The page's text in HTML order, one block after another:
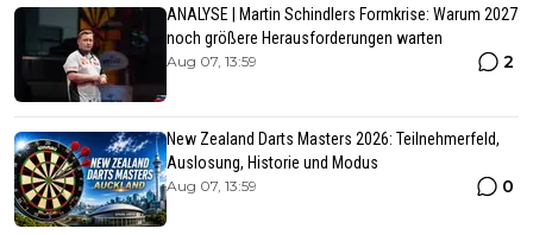
ANALYSE | Martin Schindlers Formkrise: Warum 2027
noch größere Herausforderungen warten
Aug 07, 13:59 2
New Zealand Darts Masters 2026: Teilnehmerfeld,
Auslosung, Historie und Modus
Aug 07, 13:59 0